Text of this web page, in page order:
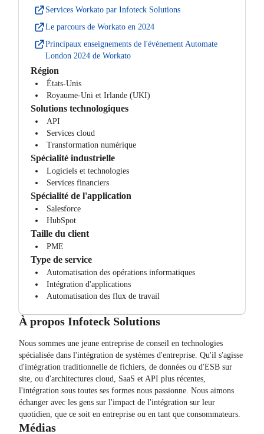
Services Workato par Infoteck Solutions
Le parcours de Workato en 2024
Principaux enseignements de l'événement Automate
London 2024 de Workato
Région
États-Unis
Royaume-Uni et Irlande (UKI)
Solutions technologiques
API
Services cloud
Transformation numérique
Spécialité industrielle
Logiciels et technologies
Services financiers
Spécialité de l'application
Salesforce
HubSpot
Taille du client
PME
Type de service
Automatisation des opérations informatiques
Intégration d'applications
Automatisation des flux de travail
À propos Infoteck Solutions
Nous sommes une jeune entreprise de conseil en technologies
spécialisée dans l'intégration de systèmes d'entreprise. Qu'il s'agisse
d'intégration traditionnelle de fichiers, de données ou d'ESB sur
site, ou d'architectures cloud, SaaS et API plus récentes,
l'intégration sous toutes ses formes nous passionne. Nous aimons
échanger avec les gens sur l'impact de l'intégration sur leur
quotidien, que ce soit en entreprise ou en tant que consommateurs.
Médias